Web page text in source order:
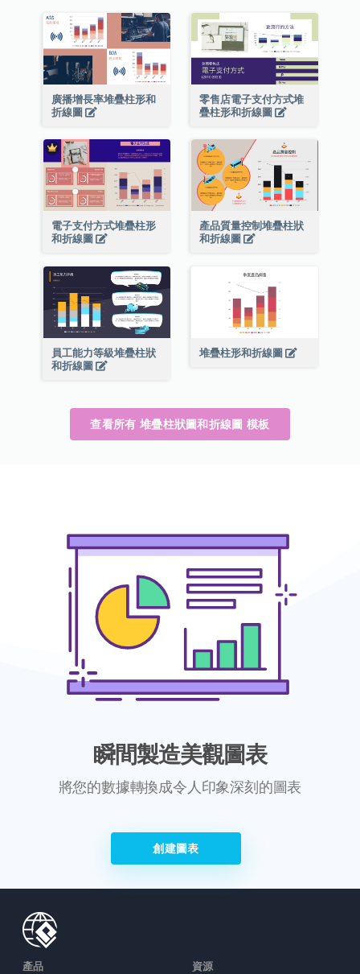
廣播增長率堆疊柱形和
折線圖
零售店電子支付方式堆
疊柱形和折線圖
電子支付方式堆疊柱形
和折線圖
產品質量控制堆疊柱狀
和折線圖
員工能力等級堆疊柱狀
和折線圖
堆疊柱形和折線圖
查看所有 堆疊柱狀圖和折線圖 模板
瞬間製造美觀圖表
將您的數據轉換成令人印象深刻的圖表
創建圖表
產品 資源